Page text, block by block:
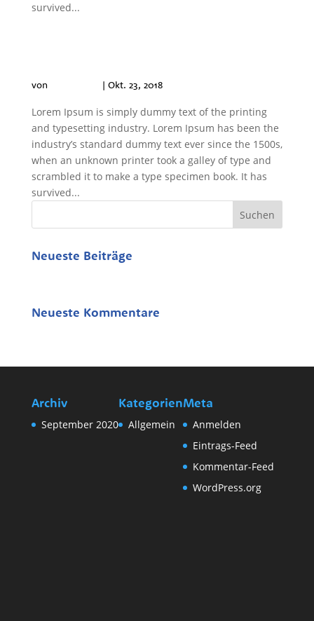
survived...
von | Okt. 23, 2018
Lorem Ipsum is simply dummy text of the printing
and typesetting industry. Lorem Ipsum has been the
industry’s standard dummy text ever since the 1500s,
when an unknown printer took a galley of type and
scrambled it to make a type specimen book. It has
survived...
Neueste Beiträge
Neueste Kommentare
Archiv
September 2020
Kategorien
Allgemein
Meta
Anmelden
Eintrags-Feed
Kommentar-Feed
WordPress.org